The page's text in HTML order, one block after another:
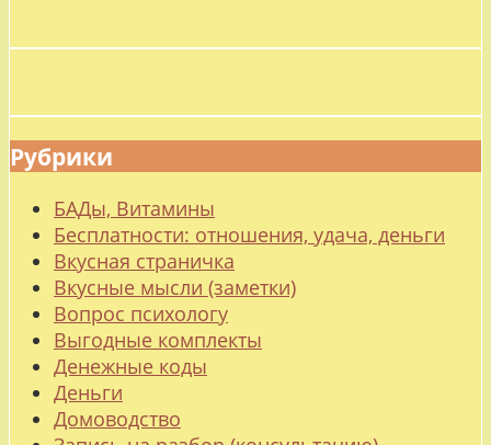
Рубрики
БАДы, Витамины
Бесплатности: отношения, удача, деньги
Вкусная страничка
Вкусные мысли (заметки)
Вопрос психологу
Выгодные комплекты
Денежные коды
Деньги
Домоводство